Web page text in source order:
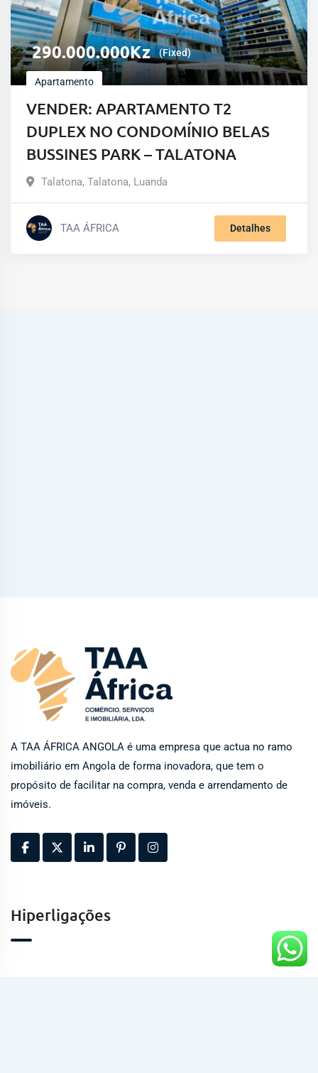
290.000.000Kz (Fixed)
Apartamento
VENDER: APARTAMENTO T2
DUPLEX NO CONDOMÍNIO BELAS
BUSSINES PARK – TALATONA
Talatona, Talatona, Luanda
TAA ÁFRICA Detalhes
A TAA ÁFRICA ANGOLA é uma empresa que actua no ramo
imobiliário em Angola de forma inovadora, que tem o
propósito de facilitar na compra, venda e arrendamento de
imóveis.
Hiperligações